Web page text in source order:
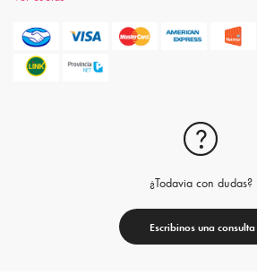
¿Todavia con dudas?
Escribinos una consulta